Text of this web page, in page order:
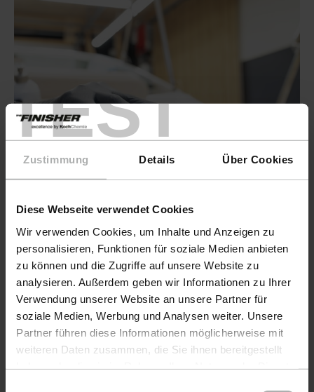
TEST
Zustimmung Details Über Cookies
Diese Webseite verwendet Cookies
Wir verwenden Cookies, um Inhalte und Anzeigen zu
personalisieren, Funktionen für soziale Medien anbieten
zu können und die Zugriffe auf unsere Website zu
analysieren. Außerdem geben wir Informationen zu Ihrer
Verwendung unserer Website an unsere Partner für
soziale Medien, Werbung und Analysen weiter. Unsere
Partner führen diese Informationen möglicherweise mit
weiteren Daten zusammen, die Sie ihnen bereitgestellt
Interior.
Seguir leyendo
Cuidado de embarcaciones: protección
y conservación del valor de su
embarcación.